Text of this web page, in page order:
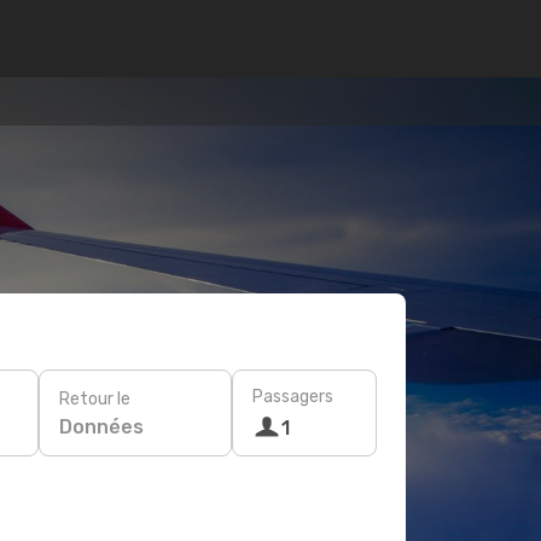
Retour le
Données
Passagers
1